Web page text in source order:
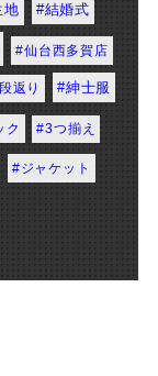
地 #結婚式
#仙台西多賀店
返り #紳士服
ク #3つ揃え
#ジャケット